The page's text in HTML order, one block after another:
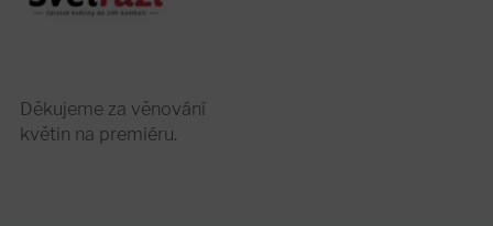
Děkujeme za věnování
květin na premiéru.